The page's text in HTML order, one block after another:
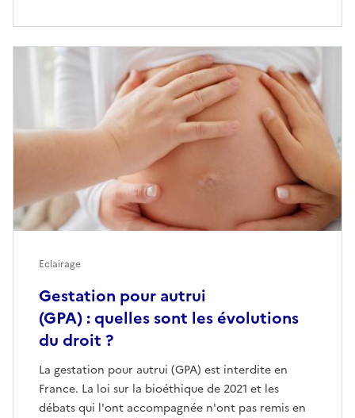
Gestation pour autrui
(GPA) : quelles sont les évolutions
du droit ?
La gestation pour autrui (GPA) est interdite en
France. La loi sur la bioéthique de 2021 et les
débats qui l'ont accompagnée n'ont pas remis en
Eclairage